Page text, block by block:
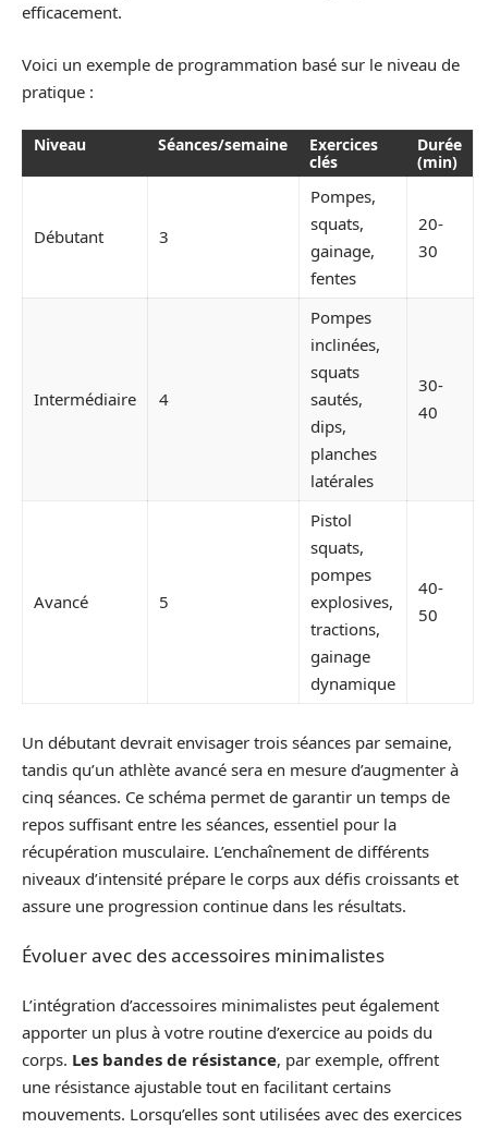
efficacement.
Voici un exemple de programmation basé sur le niveau de
pratique :
Niveau Séances/semaine
Exercices
clés
Durée
(min)
Débutant 3
Pompes,
squats,
gainage,
fentes
20-
30
Intermédiaire 4
Pompes
inclinées,
squats
sautés,
dips,
planches
latérales
30-
40
Avancé 5
Pistol
squats,
pompes
explosives,
tractions,
gainage
dynamique
40-
50
Un débutant devrait envisager trois séances par semaine,
tandis qu’un athlète avancé sera en mesure d’augmenter à
cinq séances. Ce schéma permet de garantir un temps de
repos suffisant entre les séances, essentiel pour la
récupération musculaire. L’enchaînement de différents
niveaux d’intensité prépare le corps aux défis croissants et
assure une progression continue dans les résultats.
Évoluer avec des accessoires minimalistes
L’intégration d’accessoires minimalistes peut également
apporter un plus à votre routine d’exercice au poids du
corps. Les bandes de résistance, par exemple, offrent
une résistance ajustable tout en facilitant certains
mouvements. Lorsqu’elles sont utilisées avec des exercices